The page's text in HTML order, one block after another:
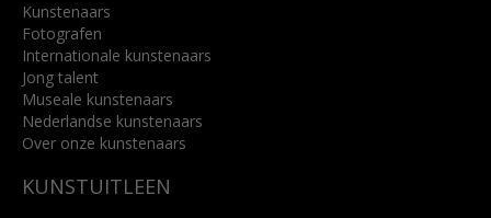
Kunstenaars
Fotografen
Internationale kunstenaars
Jong talent
Museale kunstenaars
Nederlandse kunstenaars
Over onze kunstenaars
KUNSTUITLEEN